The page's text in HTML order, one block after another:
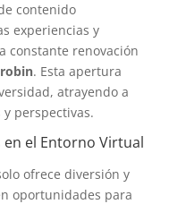
contenido
experiencias y
constante renovación
. Esta apertura
atrayendo a
perspectivas.
el Entorno Virtual
ofrece diversión y
oportunidades para